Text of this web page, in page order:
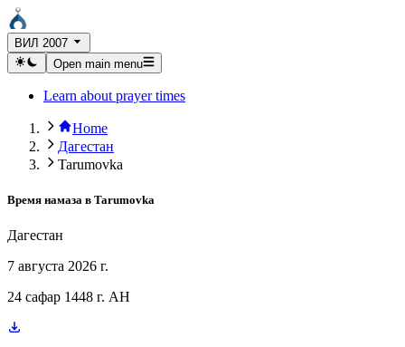
ВИЛ 2007
Open main menu
Learn about prayer times
Home
Дагестан
Tarumovka
Время намаза в Tarumovka
Дагестан
7 августа 2026 г.
24 сафар 1448 г. AH